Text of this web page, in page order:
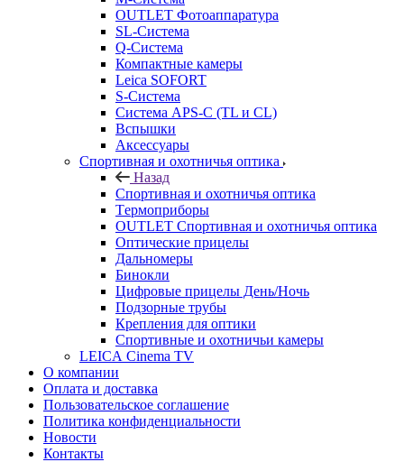
OUTLET Фотоаппаратура
SL-Система
Q-Cистема
Компактные камеры
Leica SOFORT
S-Система
Система APS-C (TL и CL)
Вспышки
Аксессуары
Спортивная и охотничья оптика
Назад
Спортивная и охотничья оптика
Tермоприборы
OUTLET Спортивная и охотничья оптика
Оптические прицелы
Дальномеры
Бинокли
Цифровые прицелы День/Ночь
Подзорные трубы
Крепления для оптики
Спортивные и охотничьи камеры
LEICA Cinema TV
О компании
Оплата и доставка
Пользовательское соглашение
Политика конфиденциальности
Новости
Контакты